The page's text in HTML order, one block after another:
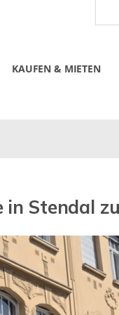
KAUFEN & MIETEN
Stendal